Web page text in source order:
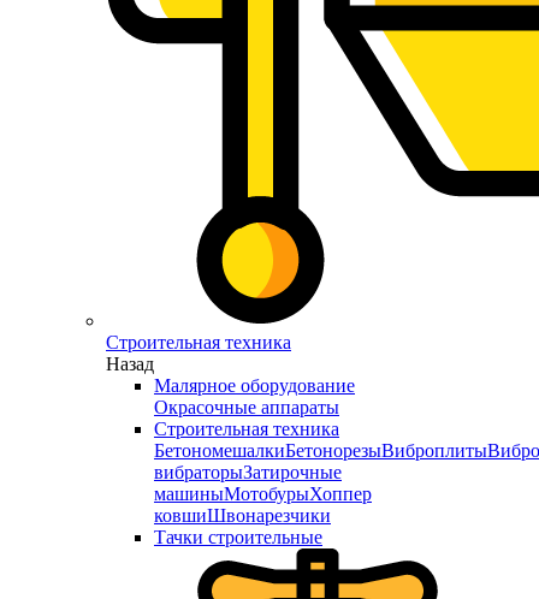
Строительная техника
Назад
Малярное оборудование
Окрасочные аппараты
Строительная техника
БетономешалкиБетонорезыВиброплиты
вибраторыЗатирочные
машиныМотобурыХоппер
ковшиШвонарезчики
Тачки строительные